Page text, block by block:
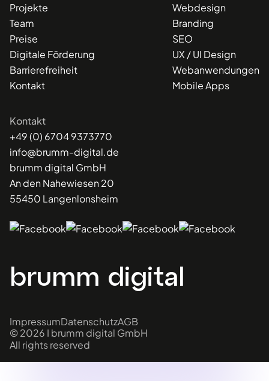
Projekte
Team
Preise
Digitale Förderung
Barrierefreiheit
Kontakt
Webdesign
Branding
SEO
UX / UI Design
Webanwendungen
Mobile Apps
Kontakt
+49 (0) 6704 9373770
info@brumm-digital.de
brumm digital GmbH
An den Nahewiesen 20
55450 Langenlonsheim
brumm digital
© 2026 I brumm digital GmbH
All rights reserved
ImpressumDatenschutzAGB